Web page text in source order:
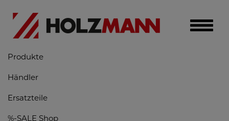
Toggle
Produkte
Händler
Ersatzteile
%-SALE Shop